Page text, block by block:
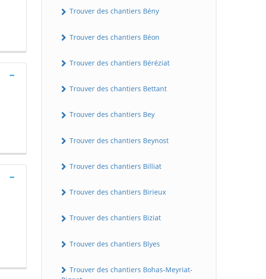
Trouver des chantiers Bény
Trouver des chantiers Béon
Trouver des chantiers Béréziat
Trouver des chantiers Bettant
Trouver des chantiers Bey
Trouver des chantiers Beynost
Trouver des chantiers Billiat
Trouver des chantiers Birieux
Trouver des chantiers Biziat
Trouver des chantiers Blyes
Trouver des chantiers Bohas-Meyriat-